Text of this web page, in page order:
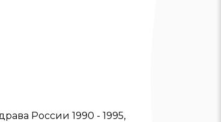
России 1990 - 1995,